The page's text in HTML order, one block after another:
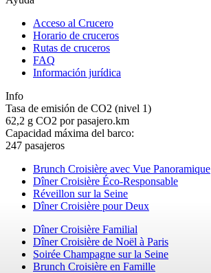
Acceso al Crucero
Horario de cruceros
Rutas de cruceros
FAQ
Información jurídica
Info
Tasa de emisión de CO2 (nivel 1)
62,2 g CO2 por pasajero.km
Capacidad máxima del barco:
247 pasajeros
Brunch Croisière avec Vue Panoramique
Dîner Croisière Éco-Responsable
Réveillon sur la Seine
Dîner Croisière pour Deux
Dîner Croisière Familial
Dîner Croisière de Noël à Paris
Soirée Champagne sur la Seine
Brunch Croisière en Famille